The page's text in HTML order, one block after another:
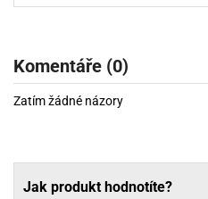
Komentáře (0)
Zatím žádné názory
Jak produkt hodnotíte?